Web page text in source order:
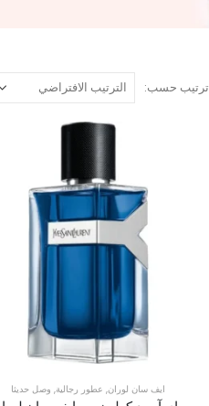
ترتيب حسب:
ايف سان لوران, عطور رجالية, وصل حديثا